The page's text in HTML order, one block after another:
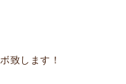
致します！